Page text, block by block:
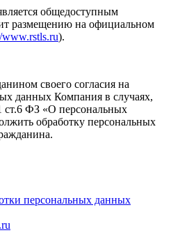
общедоступным
размещению на официальном
www.rstls.ru).
своего согласия на
данных Компания в случаях,
ст.6 ФЗ «О персональных
обработку персональных
персональных данных